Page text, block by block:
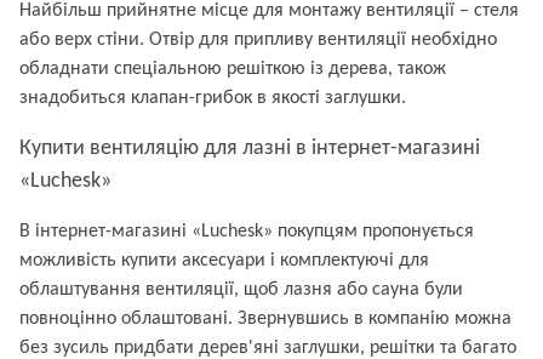
Найбільш прийнятне місце для монтажу вентиляції – стеля
або верх стіни. Отвір для припливу вентиляції необхідно
обладнати спеціальною решіткою із дерева, також
знадобиться клапан-грибок в якості заглушки.
Купити вентиляцію для лазні в інтернет-магазині
«Luchesk»
В інтернет-магазині «Luchesk» покупцям пропонується
можливість купити аксесуари і комплектуючі для
облаштування вентиляції, щоб лазня або сауна були
повноцінно облаштовані. Звернувшись в компанію можна
без зусиль придбати дерев'яні заглушки, решітки та багато